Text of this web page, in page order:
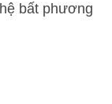
bất phương